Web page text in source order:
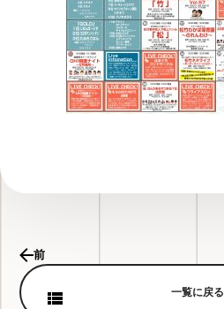
前
一覧に戻る